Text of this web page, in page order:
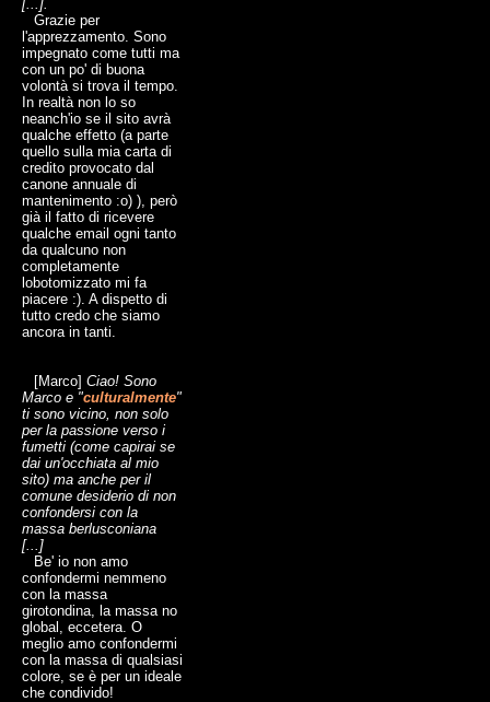
[...].
Grazie per
l'apprezzamento. Sono
impegnato come tutti ma
con un po' di buona
volontà si trova il tempo.
In realtà non lo so
neanch'io se il sito avrà
qualche effetto (a parte
quello sulla mia carta di
credito provocato dal
canone annuale di
mantenimento :o) ), però
già il fatto di ricevere
qualche email ogni tanto
da qualcuno non
completamente
lobotomizzato mi fa
piacere :). A dispetto di
tutto credo che siamo
ancora in tanti.
[Marco] Ciao! Sono
Marco e "culturalmente"
ti sono vicino, non solo
per la passione verso i
fumetti (come capirai se
dai un'occhiata al mio
sito) ma anche per il
comune desiderio di non
confondersi con la
massa berlusconiana
[...]
Be' io non amo
confondermi nemmeno
con la massa
girotondina, la massa no
global, eccetera. O
meglio amo confondermi
con la massa di qualsiasi
colore, se è per un ideale
che condivido!